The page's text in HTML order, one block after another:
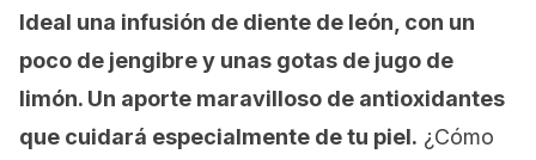
Ideal una infusión de diente de león, con un
poco de jengibre y unas gotas de jugo de
limón. Un aporte maravilloso de antioxidantes
que cuidará especialmente de tu piel. ¿Cómo